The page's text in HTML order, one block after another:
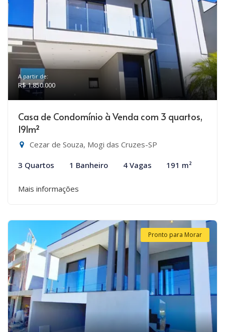
A partir de:
R$ 1.850.000
Casa de Condomínio à Venda com 3 quartos,
191m²
Cezar de Souza, Mogi das Cruzes-SP
3 Quartos 1 Banheiro 4 Vagas 191 m²
Mais informações
Pronto para Morar